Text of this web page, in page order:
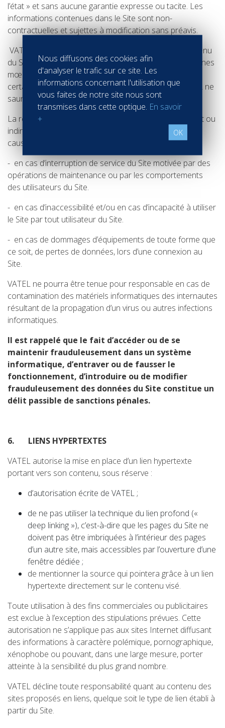
l’état » et sans aucune garantie expresse ou tacite. Les
informations contenues dans le Site sont non-
contractuelles et sujettes à modification sans préavis.
VATEL prend toutes les précautions pour que le contenu
du Site ne soit pas contraire à l’ordre public et aux bonnes
mœurs. Toutefois, si des idées ou images heurtaient
certaines personnes particulièrement sensibles, VATEL ne
saurait en être responsable.
La responsabilité de VATEL ne saurait être directement ou
indirectement retenue, à quelque titre et pour quelque
cause que ce soit :
- en cas d’interruption de service du Site motivée par des
opérations de maintenance ou par les comportements
des utilisateurs du Site.
- en cas d’inaccessibilité et/ou en cas d’incapacité à utiliser
le Site par tout utilisateur du Site.
- en cas de dommages d’équipements de toute forme que
ce soit, de pertes de données, lors d’une connexion au
Site.
VATEL ne pourra être tenue pour responsable en cas de
contamination des matériels informatiques des internautes
résultant de la propagation d’un virus ou autres infections
informatiques.
Il est rappelé que le fait d’accéder ou de se
maintenir frauduleusement dans un système
informatique, d’entraver ou de fausser le
fonctionnement, d’introduire ou de modifier
frauduleusement des données du Site constitue un
délit passible de sanctions pénales.
6. LIENS HYPERTEXTES
VATEL autorise la mise en place d’un lien hypertexte
portant vers son contenu, sous réserve :
d’autorisation écrite de VATEL ;
de ne pas utiliser la technique du lien profond («
deep linking »), c’est-à-dire que les pages du Site ne
doivent pas être imbriquées à l’intérieur des pages
d’un autre site, mais accessibles par l’ouverture d’une
fenêtre dédiée ;
de mentionner la source qui pointera grâce à un lien
hypertexte directement sur le contenu visé.
Toute utilisation à des fins commerciales ou publicitaires
est exclue à l’exception des stipulations prévues. Cette
autorisation ne s’applique pas aux sites Internet diffusant
des informations à caractère polémique, pornographique,
xénophobe ou pouvant, dans une large mesure, porter
atteinte à la sensibilité du plus grand nombre.
VATEL décline toute responsabilité quant au contenu des
sites proposés en liens, quelque soit le type de lien établi à
partir du Site.
Nous diffusons des cookies afin
d'analyser le trafic sur ce site. Les
informations concernant l'utilisation que
vous faites de notre site nous sont
transmises dans cette optique. En savoir
+
OK